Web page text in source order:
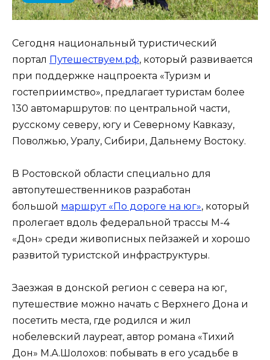
Сегодня национальный туристический
портал Путешествуем.рф, который развивается
при поддержке нацпроекта «Туризм и
гостеприимство», предлагает туристам более
130 автомаршрутов: по центральной части,
русскому северу, югу и Северному Кавказу,
Поволжью, Уралу, Сибири, Дальнему Востоку.
В Ростовской области специально для
автопутешественников разработан
большой маршрут «По дороге на юг», который
пролегает вдоль федеральной трассы М-4
«Дон» среди живописных пейзажей и хорошо
развитой туристской инфраструктуры.
Заезжая в донской регион с севера на юг,
путешествие можно начать с Верхнего Дона и
посетить места, где родился и жил
нобелевский лауреат, автор романа «Тихий
Дон» М.А.Шолохов: побывать в его усадьбе в